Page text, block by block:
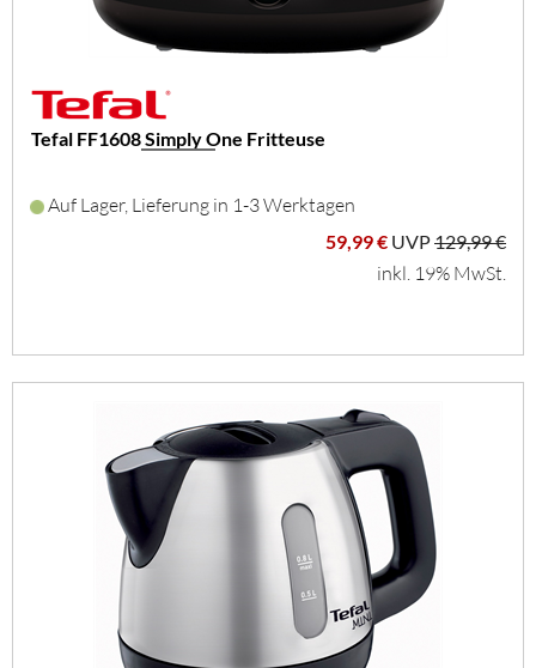
Tefal FF1608 Simply One Fritteuse
Auf Lager, Lieferung in 1-3 Werktagen
59,99 € UVP129,99 €
inkl. 19% MwSt.